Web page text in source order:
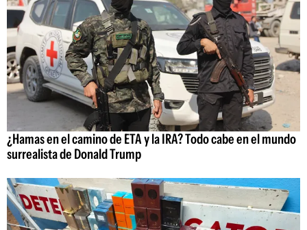
¿Hamas en el camino de ETA y la IRA? Todo cabe en el mundo
surrealista de Donald Trump